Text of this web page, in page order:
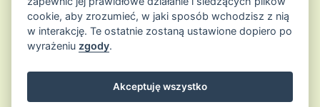
cookie, aby zrozumieć, w jaki sposób wchodzisz z nią
w interakcję. Te ostatnie zostaną ustawione dopiero po
wyrażeniu zgody.
Akceptuję wszystko